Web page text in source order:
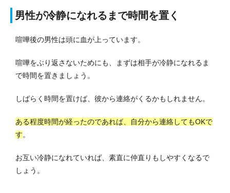
男性が冷静になれるまで時間を置く
喧嘩後の男性は頭に血が上っています。
喧嘩をぶり返さないためにも、まずは相手が冷静になれるま
で時間を置きましょう。
しばらく時間を置けば、彼から連絡がくるかもしれません。
ある程度時間が経ったのであれば、自分から連絡してもOKで
す。
お互い冷静になれていれば、素直に仲直りもしやすくなるで
しょう。